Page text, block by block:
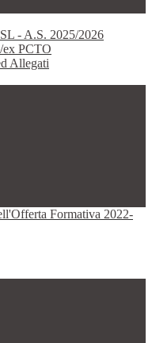
- A.S. 2025/2026
ex PCTO
Allegati
Formativa 2022-